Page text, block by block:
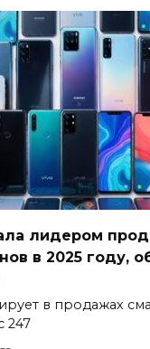
лидером
в 2025 году,
в продажах
247